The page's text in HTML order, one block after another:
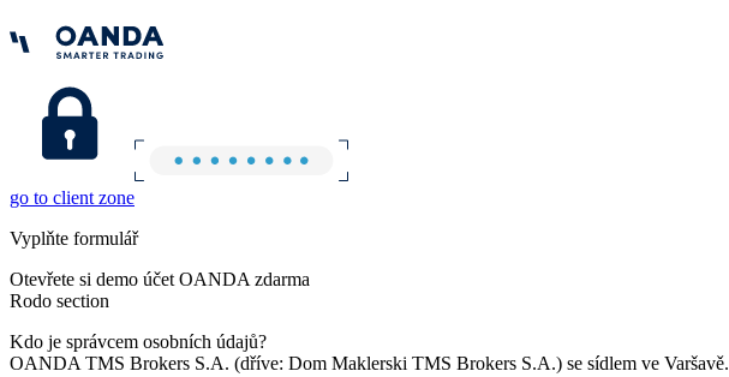
go to client zone
Vyplňte formulář
Otevřete si demo účet OANDA zdarma
Rodo section
Kdo je správcem osobních údajů?
OANDA TMS Brokers S.A. (dříve: Dom Maklerski TMS Brokers S.A.) se sídlem ve Varšavě.